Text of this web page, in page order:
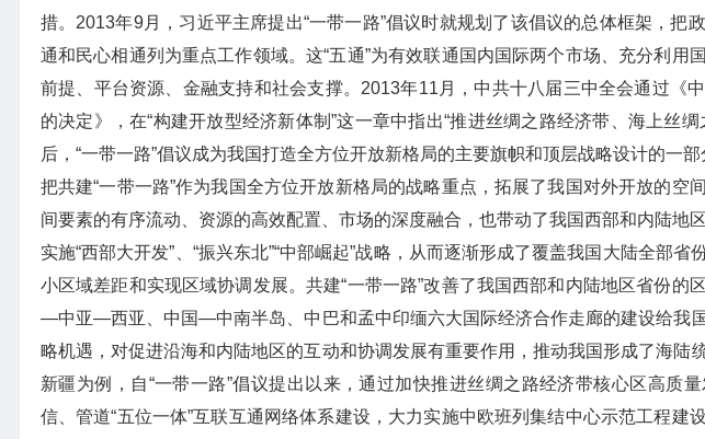
措。2013年9月，习近平主席提出“一带一路”倡议时就规划了该倡议的总体框架，把
通和民心相通列为重点工作领域。这“五通”为有效联通国内国际两个市场、充分利用
前提、平台资源、金融支持和社会支撑。2013年11月，中共十八届三中全会通过《
的决定》，在“构建开放型经济新体制”这一章中指出“推进丝绸之路经济带、海上丝
后，“一带一路”倡议成为我国打造全方位开放新格局的主要旗帜和顶层战略设计的一部
把共建“一带一路”作为我国全方位开放新格局的战略重点，拓展了我国对外开放的空
间要素的有序流动、资源的高效配置、市场的深度融合，也带动了我国西部和内陆地
实施“西部大开发”、“振兴东北”“中部崛起”战略，从而逐渐形成了覆盖我国大陆全部
小区域差距和实现区域协调发展。共建“一带一路”改善了我国西部和内陆地区省份的
—中亚—西亚、中国—中南半岛、中巴和孟中印缅六大国际经济合作走廊的建设给我
略机遇，对促进沿海和内陆地区的互动和协调发展有重要作用，推动我国形成了海陆
新疆为例，自“一带一路”倡议提出以来，通过加快推进丝绸之路经济带核心区高质
信、管道“五位一体”互联互通网络体系建设，大力实施中欧班列集结中心示范工程建